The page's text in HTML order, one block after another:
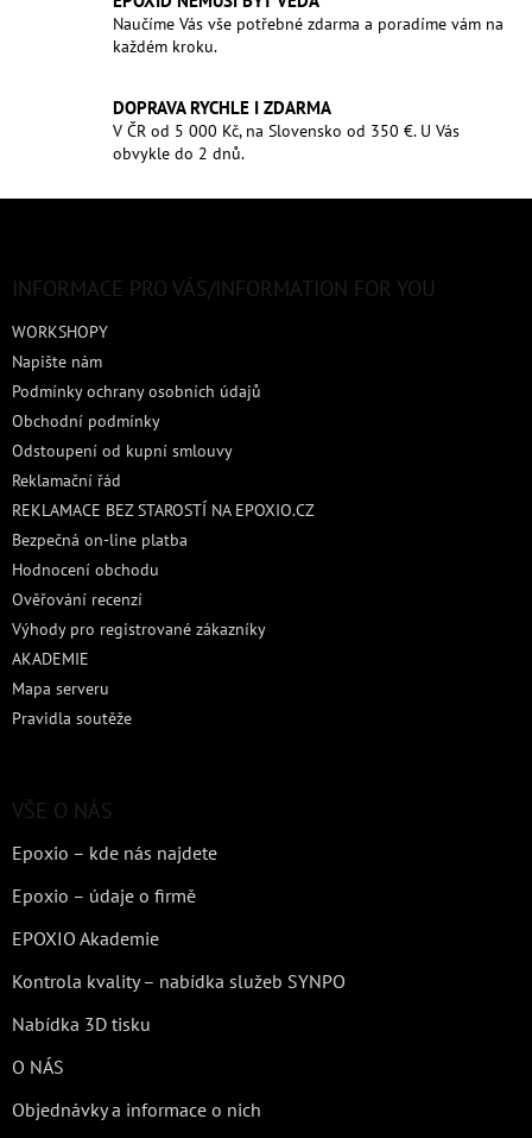
Naučíme Vás vše potřebné zdarma a poradíme vám na
každém kroku.
DOPRAVA RYCHLE I ZDARMA
V ČR od 5 000 Kč, na Slovensko od 350 €. U Vás
obvykle do 2 dnů.
INFORMACE PRO VÁS/INFORMATION FOR YOU
WORKSHOPY
Napište nám
Podmínky ochrany osobních údajů
Obchodní podmínky
Odstoupení od kupní smlouvy
Reklamační řád
REKLAMACE BEZ STAROSTÍ NA EPOXIO.CZ
Bezpečná on-line platba
Hodnocení obchodu
Ověřování recenzí
Výhody pro registrované zákazníky
AKADEMIE
Mapa serveru
Pravidla soutěže
VŠE O NÁS
Epoxio – kde nás najdete
Epoxio – údaje o firmě
EPOXIO Akademie
Kontrola kvality – nabídka služeb SYNPO
Nabídka 3D tisku
O NÁS
Objednávky a informace o nich